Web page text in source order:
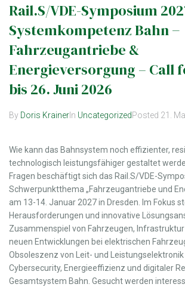
Rail.S/VDE-Symposium
Systemkompetenz Bahn −
Fahrzeugantriebe &
Energieversorgung – Call
bis 26. Juni 2026
By Doris Krainer In UncategorizedPosted 21.
Wie kann das Bahnsystem noch effizienter,
technologisch leistungsfähiger gestaltet
Fragen beschäftigt sich das Rail.S/VDE-
Schwerpunktthema „Fahrzeugantriebe und
am 13-14. Januar 2027 in Dresden. Im Fokus
Herausforderungen und innovative
Zusammenspiel von Fahrzeugen,
neuen Entwicklungen bei elektrischen
Obsoleszenz von Leit- und Leistungselektronik
Cybersecurity, Energieeffizienz und digitaler
Gesamtsystem Bahn. Gesucht werden